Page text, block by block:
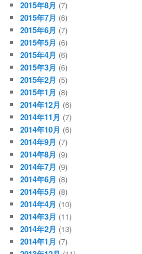
2015年8月 (7)
2015年7月 (6)
2015年6月 (7)
2015年5月 (6)
2015年4月 (6)
2015年3月 (6)
2015年2月 (5)
2015年1月 (8)
2014年12月 (6)
2014年11月 (7)
2014年10月 (6)
2014年9月 (7)
2014年8月 (9)
2014年7月 (9)
2014年6月 (8)
2014年5月 (8)
2014年4月 (10)
2014年3月 (11)
2014年2月 (13)
2014年1月 (7)